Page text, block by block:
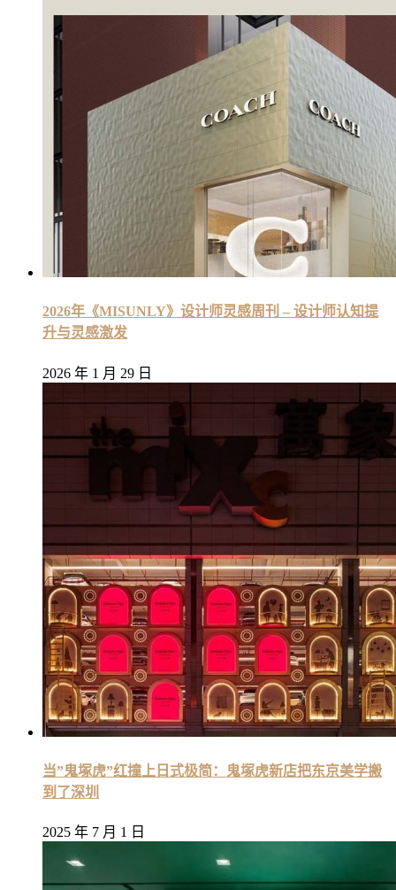
2026年《MISUNLY》设计师灵感周刊 – 设计师认知提
升与灵感激发
2026 年 1 月 29 日
当”鬼塚虎”红撞上日式极简：鬼塚虎新店把东京美学搬
到了深圳
2025 年 7 月 1 日